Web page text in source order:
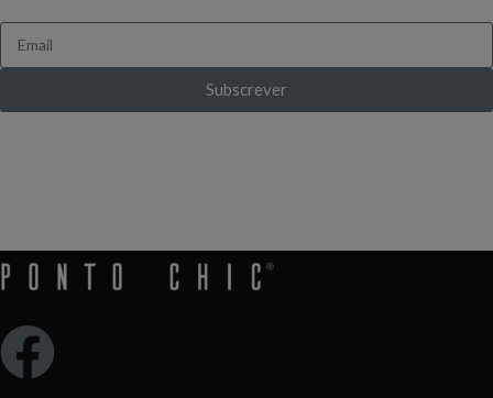
Subscrever